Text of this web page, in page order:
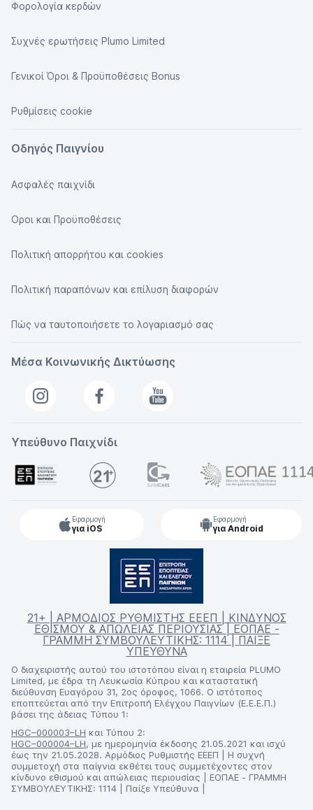
Φορολογία κερδών
Συχνές ερωτήσεις Plumo Limited
Γενικοί Όροι & Προϋποθέσεις Bonus
Ρυθμίσεις cookie
Οδηγός Παιγνίου
Ασφαλές παιχνίδι
Οροι και Προϋποθέσεις
Πολιτική απορρήτου και cookies
Πολιτική παραπόνων και επίλυση διαφορών
Πώς να ταυτοποιήσετε το λογαριασμό σας
Μέσα Κοινωνικής Δικτύωσης
Υπεύθυνο Παιχνίδι
Εφαρμογή
για iOS
Εφαρμογή
για Android
21+ | ΑΡΜΟΔΙΟΣ ΡΥΘΜΙΣΤΗΣ ΕΕΕΠ | ΚΙΝΔΥΝΟΣ
ΕΘΙΣΜΟΥ & ΑΠΩΛΕΙΑΣ ΠΕΡΙΟΥΣΙΑΣ | ΕΟΠΑΕ -
ΓΡΑΜΜΗ ΣΥΜΒΟΥΛΕΥΤΙΚΗΣ: 1114 | ΠΑΙΞΕ
ΥΠΕΥΘΥΝΑ
Ο διαχειριστής αυτού του ιστοτόπου είναι η εταιρεία PLUMO
Limited, με έδρα τη Λευκωσία Κύπρου και καταστατική
διεύθυνση Ευαγόρου 31, 2ος όροφος, 1066. Ο ιστότοπος
εποπτεύεται από την Επιτροπή Ελέγχου Παιγνίων (Ε.Ε.Ε.Π.)
βάσει της άδειας Τύπου 1:
HGC–000003–LH και Τύπου 2:
HGC–000004–LH, με ημερομηνία έκδοσης 21.05.2021 και ισχύ
έως την 21.05.2028. Αρμόδιος Ρυθμιστής ΕΕΕΠ | Η συχνή
συμμετοχή στα παίγνια εκθέτει τους συμμετέχοντες στον
κίνδυνο εθισμού και απώλειας περιουσίας | ΕΟΠΑΕ - ΓΡΑΜΜΗ
ΣΥΜΒΟΥΛΕΥΤΙΚΗΣ: 1114 | Παίξε Υπεύθυνα |